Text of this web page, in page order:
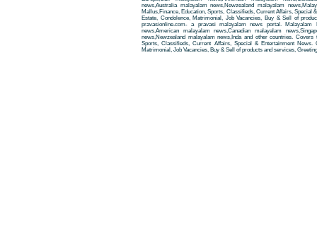
news,Australia malayalam news,Newzealand malayalam
Mallus,Finance, Education, Sports, Classifieds, Current Affairs, Special
Estate, Condolence, Matrimonial, Job Vacancies, Buy & Sell of
pravasionline.com- a pravasi malayalam news portal. Malayalam
news,American malayalam news,Canadian malayalam
news,Newzealand malayalam news,Inda and other countries.
Sports, Classifieds, Current Affairs, Special & Entertainment News.
Matrimonial, Job Vacancies, Buy & Sell of products and services,